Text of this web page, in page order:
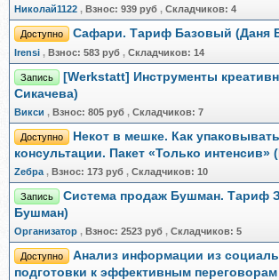
Николай1122 , Взнос: 939 руб , Складчиков: 4
Доступно Сафари. Тариф Базовый (Даня
Irensi , Взнос: 583 руб , Складчиков: 14
Запись
[Werkstatt] Инструменты
Сикачева)
Викси , Взнос: 805 руб , Складчиков: 7
Доступно
Некот в мешке. Как
консультации. Пакет «Только интенсив»
Zебра , Взнос: 173 руб , Складчиков: 10
Запись
Система продаж Бушман. Тариф
Бушман)
Организатор , Взнос: 2523 руб , Складчиков: 5
Доступно
Анализ информации из
подготовки к эффективным